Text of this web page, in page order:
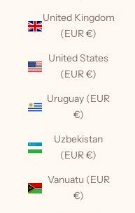
United Kingdom
(EUR €)
United States
(EUR €)
Uruguay (EUR
€)
Uzbekistan
(EUR €)
Vanuatu (EUR
€)